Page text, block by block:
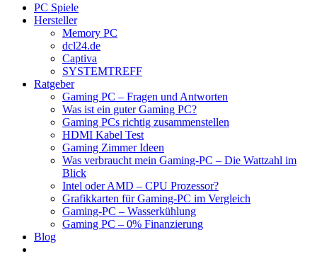
PC Spiele
Hersteller
Memory PC
dcl24.de
Captiva
SYSTEMTREFF
Ratgeber
Gaming PC – Fragen und Antworten
Was ist ein guter Gaming PC?
Gaming PCs richtig zusammenstellen
HDMI Kabel Test
Gaming Zimmer Ideen
Was verbraucht mein Gaming-PC – Die Wattzahl im
Blick
Intel oder AMD – CPU Prozessor?
Grafikkarten für Gaming-PC im Vergleich
Gaming-PC – Wasserkühlung
Gaming PC – 0% Finanzierung
Blog